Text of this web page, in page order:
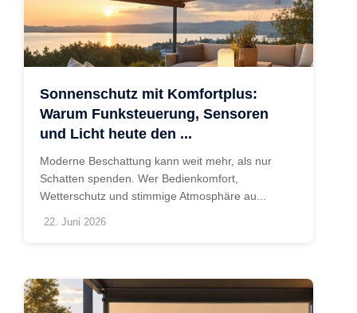
Sonnenschutz mit Komfortplus:
Warum Funksteuerung, Sensoren
und Licht heute den ...
Moderne Beschattung kann weit mehr, als nur
Schatten spenden. Wer Bedienkomfort,
Wetterschutz und stimmige Atmosphäre au...
22. Juni 2026